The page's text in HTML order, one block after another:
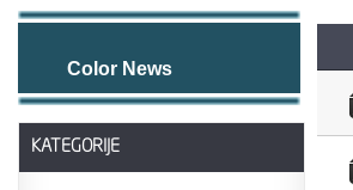
Color News
KATEGORIJE